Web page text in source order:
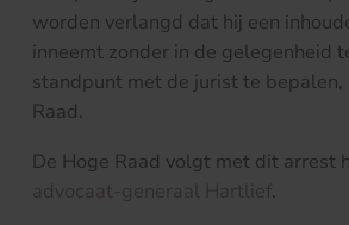
worden verlangd dat hij een
inneemt zonder in de gelegenheid
standpunt met de jurist te bepalen,
Raad.
De Hoge Raad volgt met dit arrest
advocaat-generaal Hartlief.